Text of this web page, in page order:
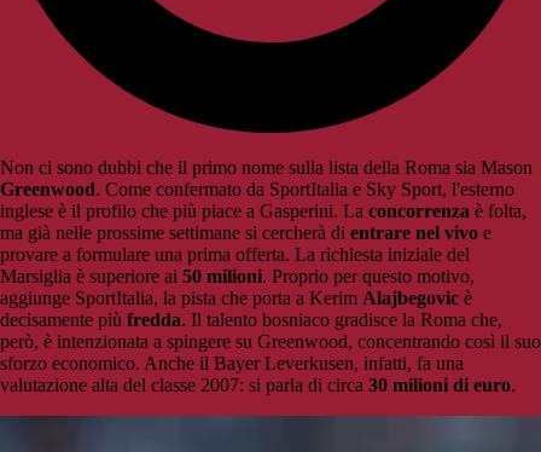
Non ci sono dubbi che il primo nome sulla lista della Roma sia Mason
Greenwood. Come confermato da SportItalia e Sky Sport, l'esterno
inglese è il profilo che più piace a Gasperini. La concorrenza è folta,
ma già nelle prossime settimane si cercherà di entrare nel vivo e
provare a formulare una prima offerta. La richiesta iniziale del
Marsiglia è superiore ai 50 milioni. Proprio per questo motivo,
aggiunge SportItalia, la pista che porta a Kerim Alajbegovic è
decisamente più fredda. Il talento bosniaco gradisce la Roma che,
però, è intenzionata a spingere su Greenwood, concentrando così il suo
sforzo economico. Anche il Bayer Leverkusen, infatti, fa una
valutazione alta del classe 2007: si parla di circa 30 milioni di euro.